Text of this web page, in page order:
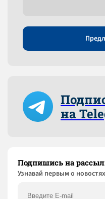
на
Подпишись на
Узнaвай первым о